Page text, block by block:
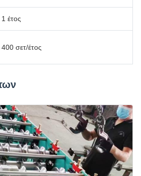
1 έτος
400 σετ/έτος